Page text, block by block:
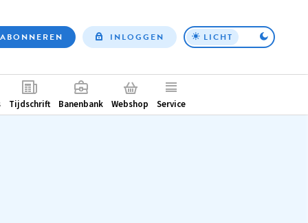
Top
ABONNEREN INLOGGEN LICHT
Tijdschrift Banenbank Webshop Service